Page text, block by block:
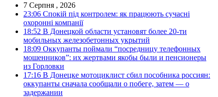
7 Серпня , 2026
23:06 Спокій під контролем: як працюють сучасні
охоронні компанії
18:52 В Донецкой области установят более 20-ти
мобильных железобетонных укрытий
18:09 Оккупанты поймали “посредницу телефонных
мошенников”: их жертвами якобы были и пенсионеры
из Горловки
17:16 В Донецке мотоциклист сбил пособника россиян:
оккупанты сначала сообщали о побеге, затем — о
задержании